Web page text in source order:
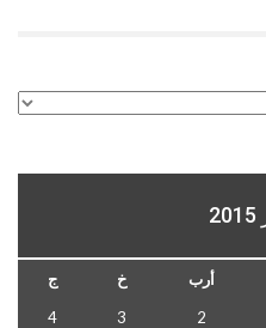
أرب خ
ج
2
3
4